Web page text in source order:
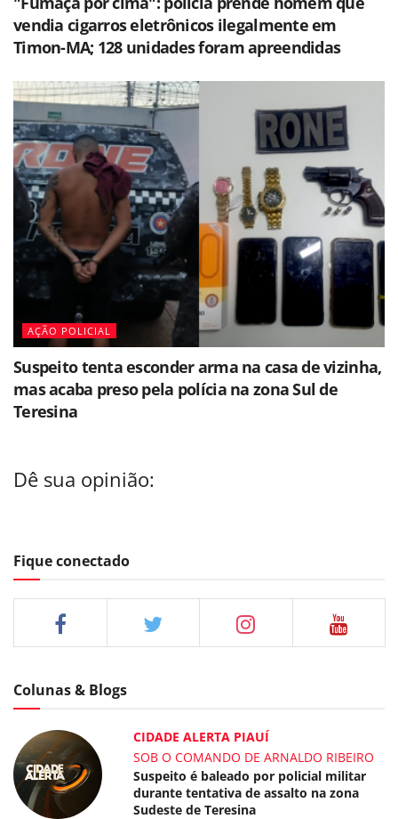
vendia cigarros eletrônicos ilegalmente em
Timon-MA; 128 unidades foram apreendidas
AÇÃO POLICIAL
Suspeito tenta esconder arma na casa de vizinha,
mas acaba preso pela polícia na zona Sul de
Teresina
Dê sua opinião:
Fique conectado
Colunas & Blogs
CIDADE ALERTA PIAUÍ
SOB O COMANDO DE ARNALDO RIBEIRO
Suspeito é baleado por policial militar
durante tentativa de assalto na zona
Sudeste de Teresina